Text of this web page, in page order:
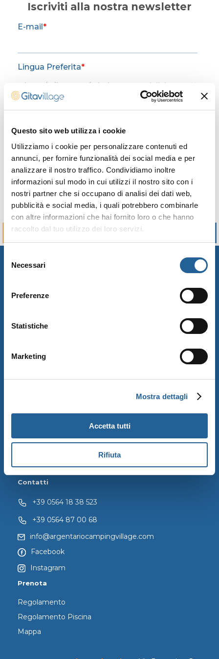
Questo sito web utilizza i cookie
Utilizziamo i cookie per personalizzare contenuti ed
annunci, per fornire funzionalità dei social media e per
analizzare il nostro traffico. Condividiamo inoltre
informazioni sul modo in cui utilizzi il nostro sito con i
nostri partner che si occupano di analisi dei dati web,
pubblicità e social media, i quali potrebbero combinarle
con altre informazioni che hai fornito loro o che hanno
raccolto dal tuo utilizzo dei loro servizi.
delNecessari
Preferenze
Statistiche
Marketing
Mostra dettagli
Accetta tutti
Rifiuta
Iscriviti alla nostra newsletter
PRENOTA
Offerte
Contatti
+39 0564 18 38 523
+39 0564 87 00 68
info@argentariocampingvillage.com
Facebook
Instagram
Prenota
Regolamento
Regolamento Piscina
Mappa